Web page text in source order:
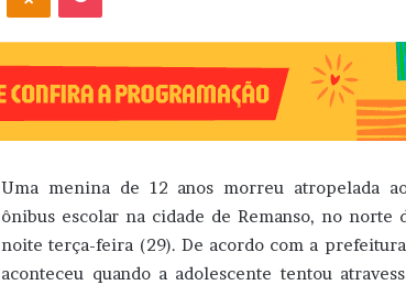
Uma menina de 12 anos morreu atropelada
ônibus escolar na cidade de Remanso, no norte
noite terça-feira (29). De acordo com a
aconteceu quando a adolescente tentou